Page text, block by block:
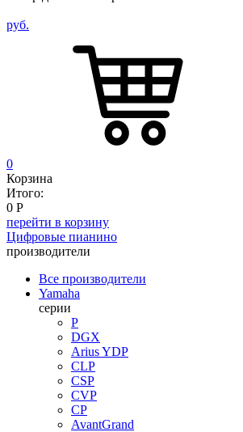
руб.
0
Корзина
Итого:
0 Р
перейти в корзину
Цифровые пианино
производители
Все производители
Yamaha
серии
P
DGX
Arius YDP
CLP
CSP
CVP
CP
AvantGrand